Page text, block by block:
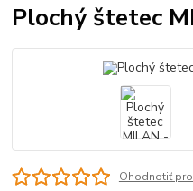
Plochý štetec
Ohodnotiť